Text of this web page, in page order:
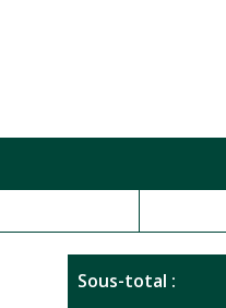
Sous-total :